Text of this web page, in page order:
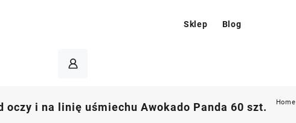
Sklep Blog
oczy i na linię uśmiechu Awokado Panda 60 szt. Home